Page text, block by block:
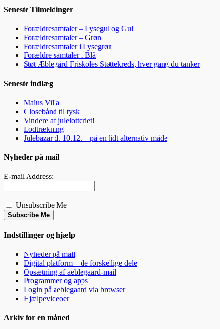
Seneste Tilmeldinger
Forældresamtaler – Lysegul og Gul
Forældresamtaler – Grøn
Forældresamtaler i Lysegrøn
Forældre samtaler i Blå
Støt Æblegård Friskoles Støttekreds, hver gang du tanker
Seneste indlæg
Malus Villa
Glosebånd til tysk
Vindere af julelotteriet!
Lodtrækning
Julebazar d. 10.12. – på en lidt alternativ måde
Nyheder på mail
E-mail Address:
Unsubscribe Me
Subscribe Me
Indstillinger og hjælp
Nyheder på mail
Digital platform – de forskellige dele
Opsætning af aeblegaard-mail
Programmer og apps
Login på aeblegaard via browser
Hjælpevideoer
Arkiv for en måned